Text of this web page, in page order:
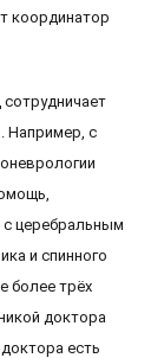
координатор
Например, с
с церебральным
и спинного
более трёх
доктора
есть